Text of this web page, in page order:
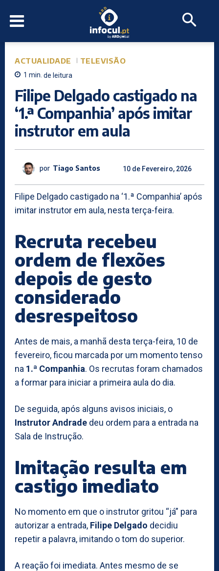
ACTUALIDADE TELEVISÃO
1 min. de leitura
Filipe Delgado castigado na
‘1.ª Companhia’ após imitar
instrutor em aula
por Tiago Santos 10 de Fevereiro, 2026
Filipe Delgado castigado na ‘1.ª Companhia’ após
imitar instrutor em aula, nesta terça-feira.
Recruta recebeu
ordem de flexões
depois de gesto
considerado
desrespeitoso
Antes de mais, a manhã desta terça-feira, 10 de
fevereiro, ficou marcada por um momento tenso
na 1.ª Companhia. Os recrutas foram chamados
a formar para iniciar a primeira aula do dia.
De seguida, após alguns avisos iniciais, o
Instrutor Andrade deu ordem para a entrada na
Sala de Instrução.
Imitação resulta em
castigo imediato
No momento em que o instrutor gritou “já” para
autorizar a entrada, Filipe Delgado decidiu
repetir a palavra, imitando o tom do superior.
A reação foi imediata. Antes mesmo de se